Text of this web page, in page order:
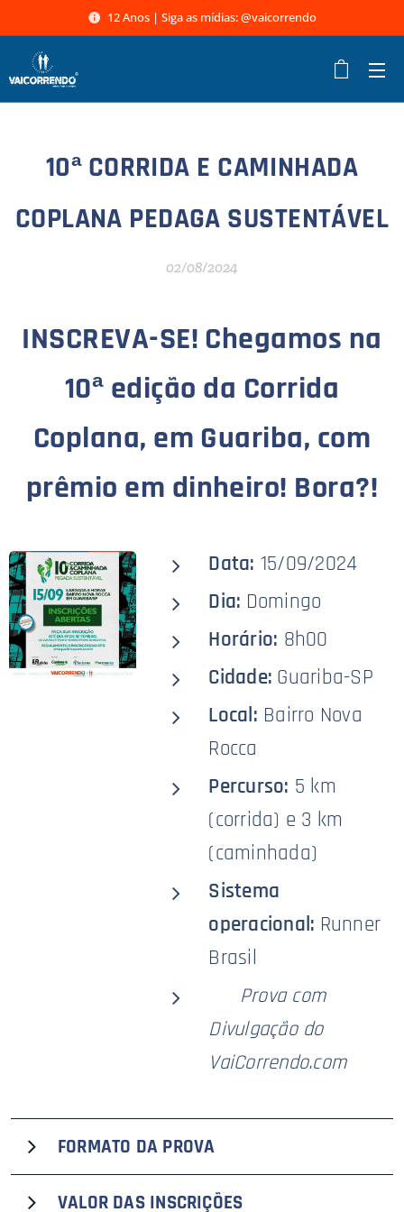
12 Anos | Siga as mídias: @vaicorrendo
10ª CORRIDA E CAMINHADA
COPLANA PEDAGA SUSTENTÁVEL
02/08/2024
INSCREVA-SE! Chegamos na
10ª edição da Corrida
Coplana, em Guariba, com
prêmio em dinheiro! Bora?!
Data: 15/09/2024
Dia: Domingo
Horário: 8h00
Cidade: Guariba-SP
Local: Bairro Nova
Rocca
Percurso: 5 km
(corrida) e 3 km
(caminhada)
Sistema
operacional: Runner
Brasil
Prova com
Divulgação do
VaiCorrendo.com
FORMATO DA PROVA
Sustentável, que recebe o selo premium
VALOR DAS INSCRIÇÕES